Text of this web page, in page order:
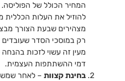
המחיר הכולל של הפוליסה.
להוזיל את העלות
מצהירים שבעת הצורך
רק במוסכי הסדר
מעין זה עשוי לזכות
דמי ההשתתפות העצמית.
בחינת קצוות – לאחר